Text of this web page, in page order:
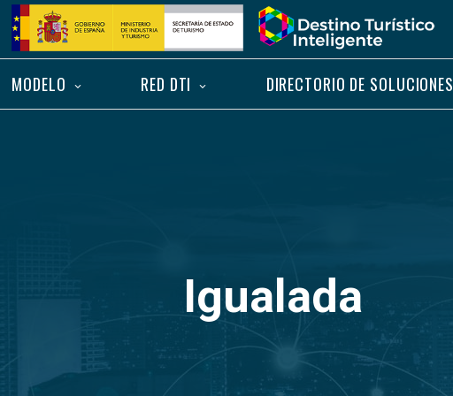
Saltar
contenido
Inicio
MODELO RED DTI DIRECTORIO DE SOLUCIONES
Igualada